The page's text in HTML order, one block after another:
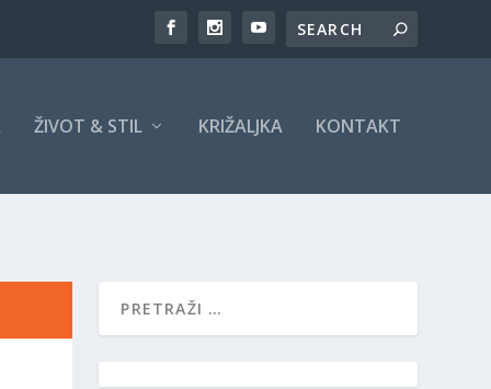
ŽIVOT & STIL KRIŽALJKA KONTAKT